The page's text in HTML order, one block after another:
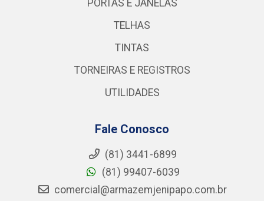
PORTAS E JANELAS
TELHAS
TINTAS
TORNEIRAS E REGISTROS
UTILIDADES
Fale Conosco
(81) 3441-6899
(81) 99407-6039
comercial@armazemjenipapo.com.br